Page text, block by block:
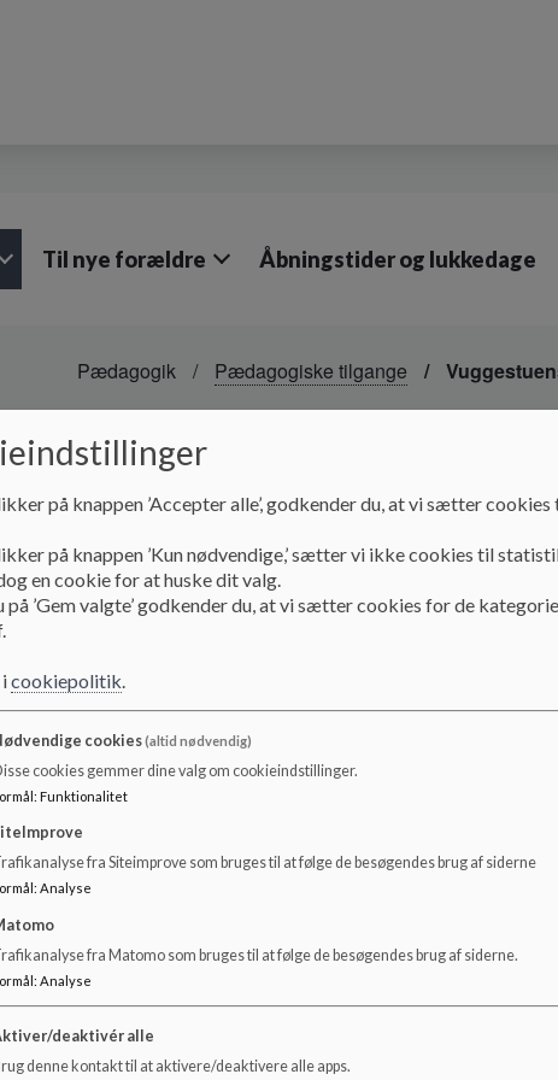
Til nye forældre Åbningstider og lukkedage
Pædagogik Pædagogiske tilgange
Vuggestuens
Vuggestuens pædagogiske profil.
Overordnet pædagogisk tænkning for
Psykolog Lev Vygotsky. Tanken om eksistensen
Vygotskys arbejde. Kort fortalt er denne zone
behøver hjælp til af andre. I denne zone ligger
skelne mellem barnets faktiske udviklingsniveau;
barnets umiddelbare eller potentielle
men det behøver hjælp, vejledning eller assistance
metafor om at bygge stillads rundt om processen.
ikke måtte være invaderende eller overstyrende.
Tryghedscirklen af Ida Brandtzæg
Der er to grundlæggende behov hos ethvert
Tilknytning: barnets afhængighed af og
Udforskning: barnets selvstændighed og
på knappen ’Accepter alle’, godkender du, at vi sætter
på knappen ’Kun nødvendige,’ sætter vi ikke cookies til
en cookie for at huske dit valg.
på ’Gem valgte’ godkender du, at vi sætter cookies for de
icookiepolitik.
cookies(altid nødvendig)
cookies gemmer dine valg om cookieindstillinger.
: Funktionalitet
fra Siteimprove som bruges til at følge de besøgendes brug af siderne
: Analyse
fra Matomo som bruges til at følge de besøgendes brug af siderne.
: Analyse
deaktivér alle
denne kontakt til at aktivere/deaktivere alle apps.